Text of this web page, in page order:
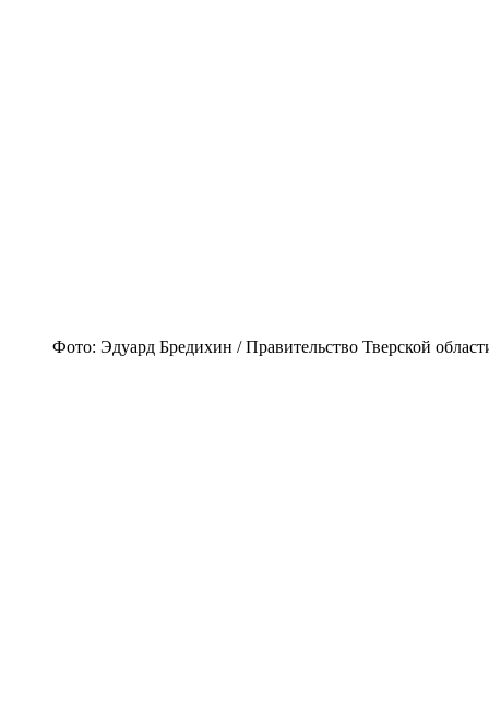
Фото: Эдуард Бредихин / Правительство Тверской